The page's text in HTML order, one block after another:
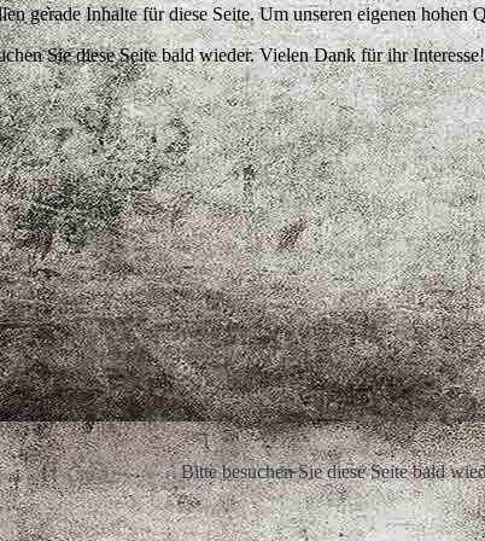
gerade Inhalte für diese Seite. Um unseren eigenen
Sie diese Seite bald wieder. Vielen Dank für ihr Interesse!
Bitte besuchen Sie diese Seite bald